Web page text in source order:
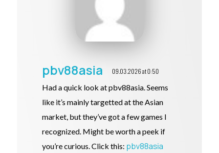
pbv88asia 09.03.2026 at 0:50
Had a quick look at pbv88asia. Seems
like it’s mainly targetted at the Asian
market, but they’ve got a few games I
recognized. Might be worth a peek if
you’re curious. Click this: pbv88asia